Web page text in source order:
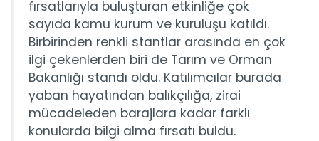
fırsatlarıyla buluşturan etkinliğe çok
sayıda kamu kurum ve kuruluşu katıldı.
Birbirinden renkli stantlar arasında en çok
ilgi çekenlerden biri de Tarım ve Orman
Bakanlığı standı oldu. Katılımcılar burada
yaban hayatından balıkçılığa, zirai
mücadeleden barajlara kadar farklı
konularda bilgi alma fırsatı buldu.